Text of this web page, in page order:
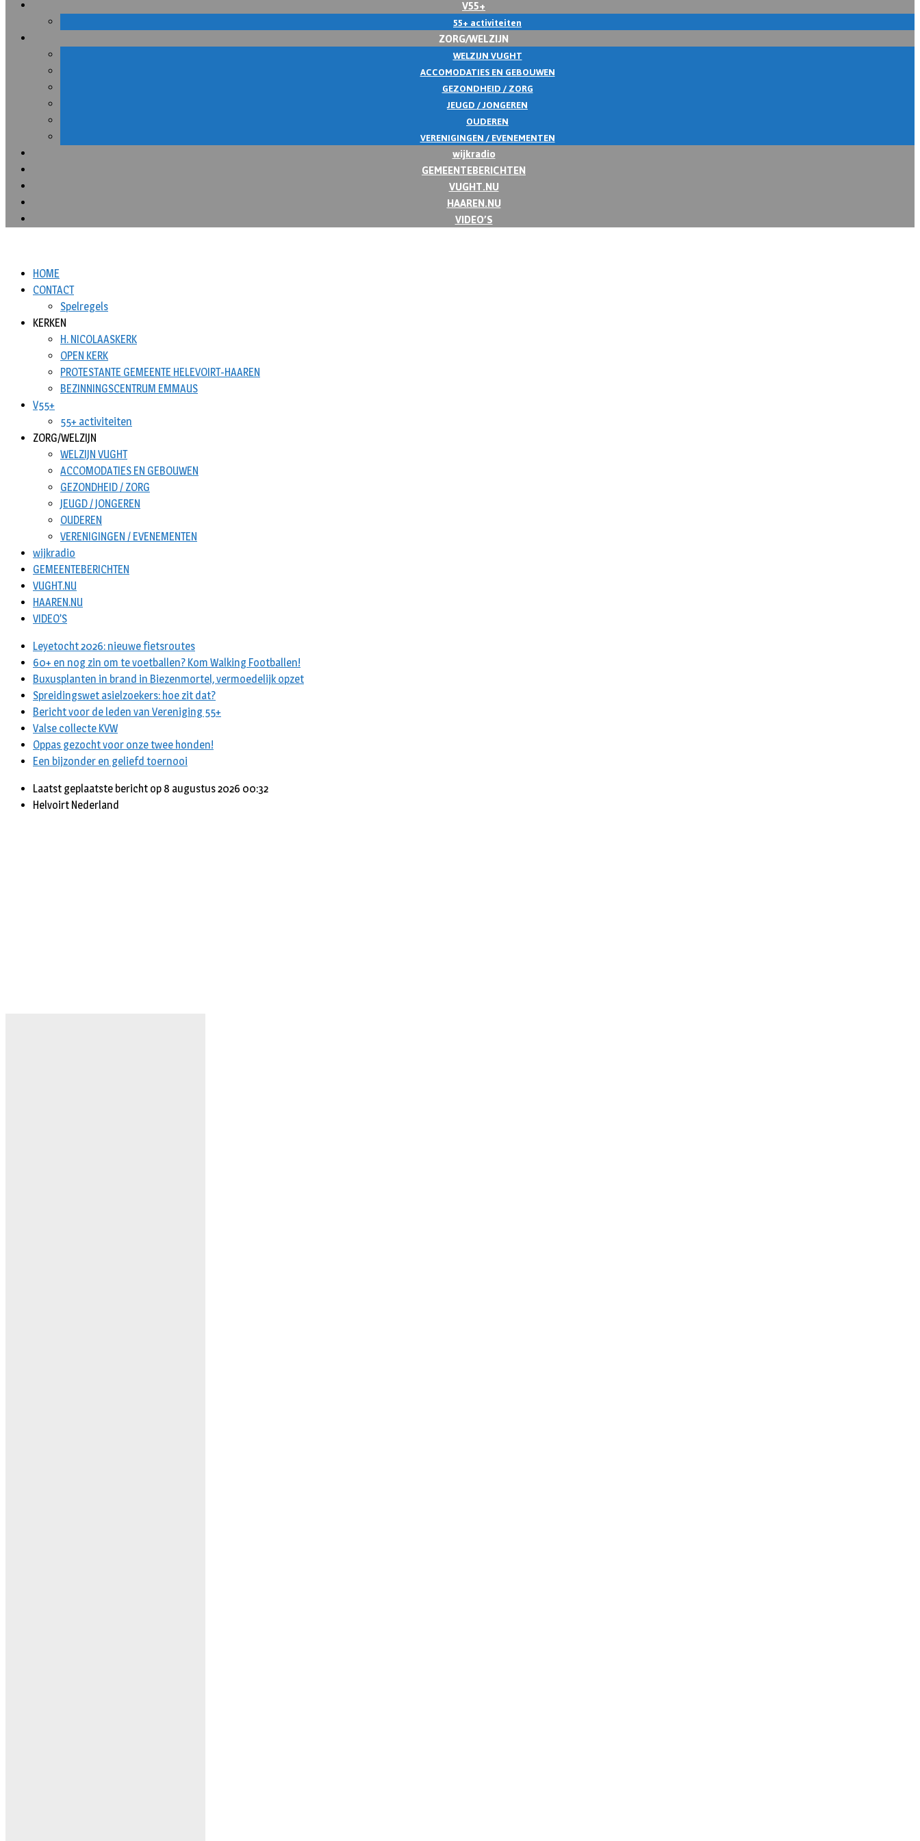
V55+
55+ activiteiten
ZORG/WELZIJN
WELZIJN VUGHT
ACCOMODATIES EN GEBOUWEN
GEZONDHEID / ZORG
JEUGD / JONGEREN
OUDEREN
VERENIGINGEN / EVENEMENTEN
wijkradio
GEMEENTEBERICHTEN
VUGHT.NU
HAAREN.NU
VIDEO’S
HOME
CONTACT
Spelregels
KERKEN
H. NICOLAASKERK
OPEN KERK
PROTESTANTE GEMEENTE HELEVOIRT-HAAREN
BEZINNINGSCENTRUM EMMAUS
V55+
55+ activiteiten
ZORG/WELZIJN
WELZIJN VUGHT
ACCOMODATIES EN GEBOUWEN
GEZONDHEID / ZORG
JEUGD / JONGEREN
OUDEREN
VERENIGINGEN / EVENEMENTEN
wijkradio
GEMEENTEBERICHTEN
VUGHT.NU
HAAREN.NU
VIDEO’S
Leyetocht 2026: nieuwe fietsroutes
60+ en nog zin om te voetballen? Kom Walking Footballen!
Buxusplanten in brand in Biezenmortel, vermoedelijk opzet
Spreidingswet asielzoekers: hoe zit dat?
Bericht voor de leden van Vereniging 55+
Valse collecte KVW
Oppas gezocht voor onze twee honden!
Een bijzonder en geliefd toernooi
Laatst geplaatste bericht op 8 augustus 2026 00:32
Helvoirt Nederland